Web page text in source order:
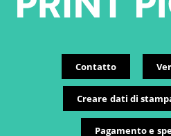
Contatto
Creare dati di
Pagamento e